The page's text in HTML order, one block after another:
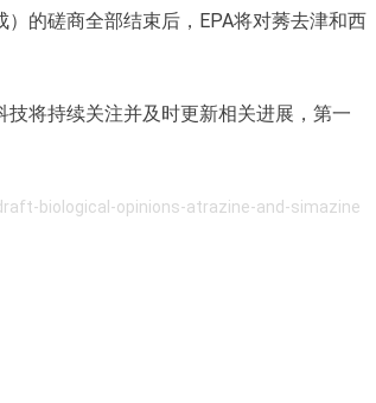
的磋商全部结束后，EPA将对莠去津和西
将持续关注并及时更新相关进展，第一
biological-opinions-atrazine-and-simazine